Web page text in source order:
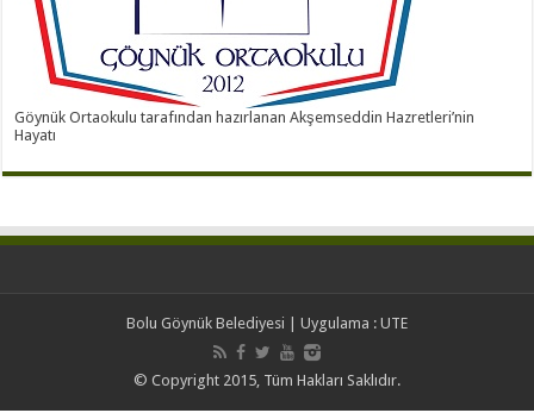
Göynük Ortaokulu tarafından hazırlanan Akşemseddin Hazretleri’nin
Hayatı
Bolu Göynük Belediyesi | Uygulama : UTE
© Copyright 2015, Tüm Hakları Saklıdır.